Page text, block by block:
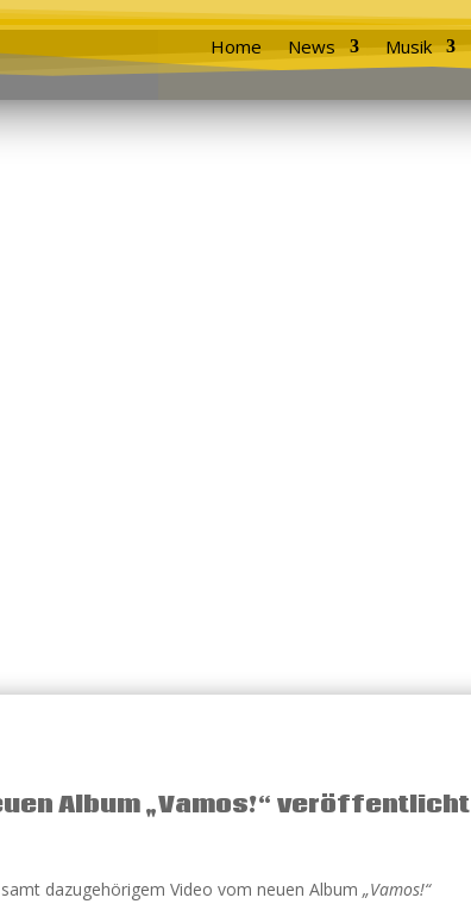
Home News Musik
Album „Vamos!“ veröffentlicht
dazugehörigem Video vom neuen Album „Vamos!“